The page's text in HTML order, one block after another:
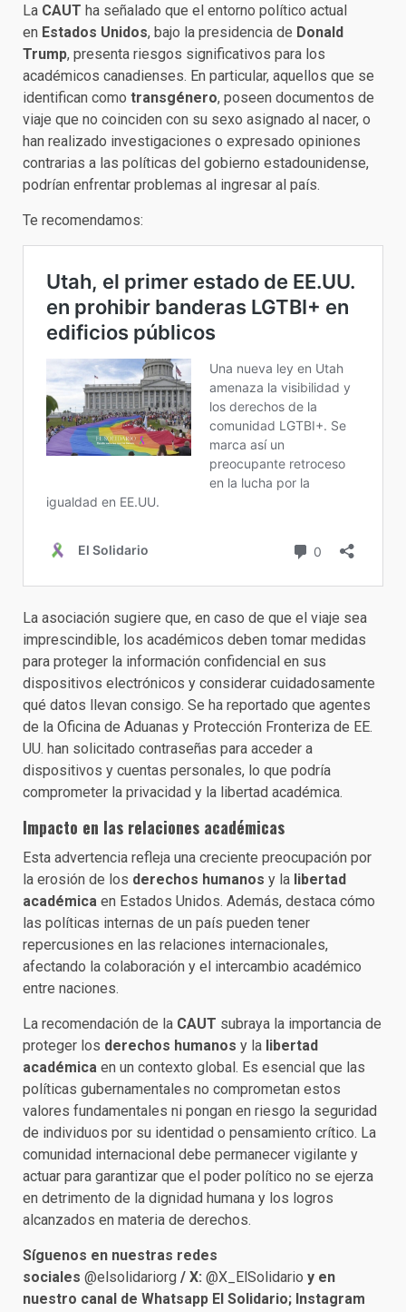
La CAUT ha señalado que el entorno político actual
en Estados Unidos, bajo la presidencia de Donald
Trump, presenta riesgos significativos para los
académicos canadienses. En particular, aquellos que se
identifican como transgénero, poseen documentos de
viaje que no coinciden con su sexo asignado al nacer, o
han realizado investigaciones o expresado opiniones
contrarias a las políticas del gobierno estadounidense,
podrían enfrentar problemas al ingresar al país.
Te recomendamos:
La asociación sugiere que, en caso de que el viaje sea
imprescindible, los académicos deben tomar medidas
para proteger la información confidencial en sus
dispositivos electrónicos y considerar cuidadosamente
qué datos llevan consigo. Se ha reportado que agentes
de la Oficina de Aduanas y Protección Fronteriza de EE.
UU. han solicitado contraseñas para acceder a
dispositivos y cuentas personales, lo que podría
comprometer la privacidad y la libertad académica.
Impacto en las relaciones académicas
Esta advertencia refleja una creciente preocupación por
la erosión de los derechos humanos y la libertad
académica en Estados Unidos. Además, destaca cómo
las políticas internas de un país pueden tener
repercusiones en las relaciones internacionales,
afectando la colaboración y el intercambio académico
entre naciones.
La recomendación de la CAUT subraya la importancia de
proteger los derechos humanos y la libertad
académica en un contexto global. Es esencial que las
políticas gubernamentales no comprometan estos
valores fundamentales ni pongan en riesgo la seguridad
de individuos por su identidad o pensamiento crítico. La
comunidad internacional debe permanecer vigilante y
actuar para garantizar que el poder político no se ejerza
en detrimento de la dignidad humana y los logros
alcanzados en materia de derechos.
Síguenos en nuestras redes
sociales @elsolidariorg / X: @X_ElSolidario y en
nuestro canal de Whatsapp El Solidario; Instagram